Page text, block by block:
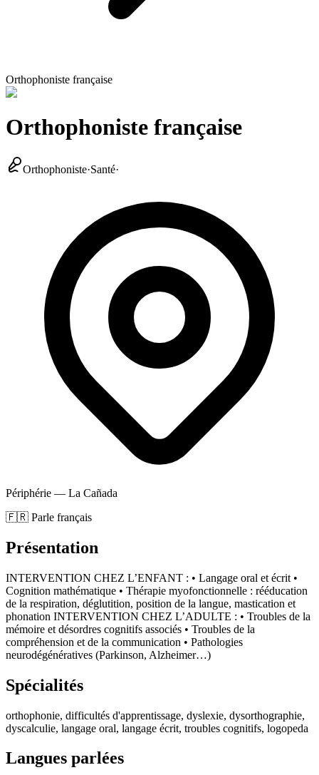
Orthophoniste française
Orthophoniste française
Orthophoniste·Santé·
Périphérie — La Cañada
🇫🇷 Parle français
Présentation
INTERVENTION CHEZ L’ENFANT : • Langage oral et écrit •
Cognition mathématique • Thérapie myofonctionnelle : rééducation
de la respiration, déglutition, position de la langue, mastication et
phonation INTERVENTION CHEZ L’ADULTE : • Troubles de la
mémoire et désordres cognitifs associés • Troubles de la
compréhension et de la communication • Pathologies
neurodégénératives (Parkinson, Alzheimer…)
Spécialités
orthophonie, difficultés d'apprentissage, dyslexie, dysorthographie,
dyscalculie, langage oral, langage écrit, troubles cognitifs, logopeda
Langues parlées